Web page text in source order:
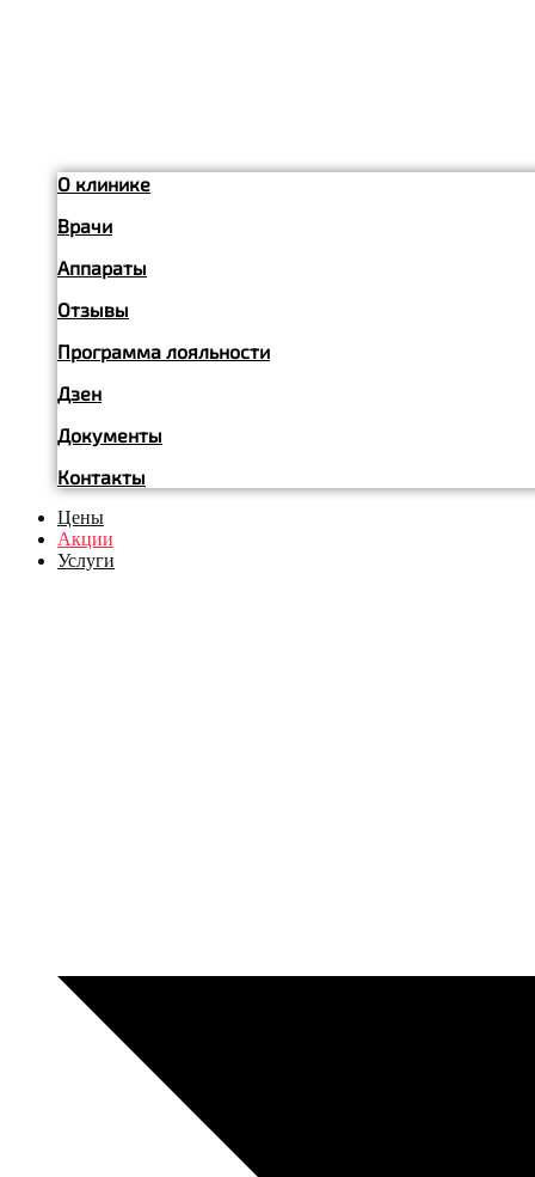
О клинике
Врачи
Аппараты
Отзывы
Программа лояльности
Дзен
Документы
Контакты
Цены
Акции
Услуги